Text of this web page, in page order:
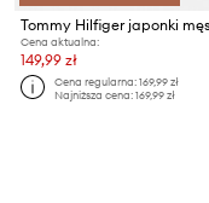
Cena aktualna:
149,99 zł
Cena regularna:169,99 zł
Najniższa cena:169,99 zł